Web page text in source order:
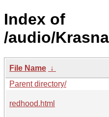
Index of
/audio/
File Name ↓
Parent directory/
redhood.html